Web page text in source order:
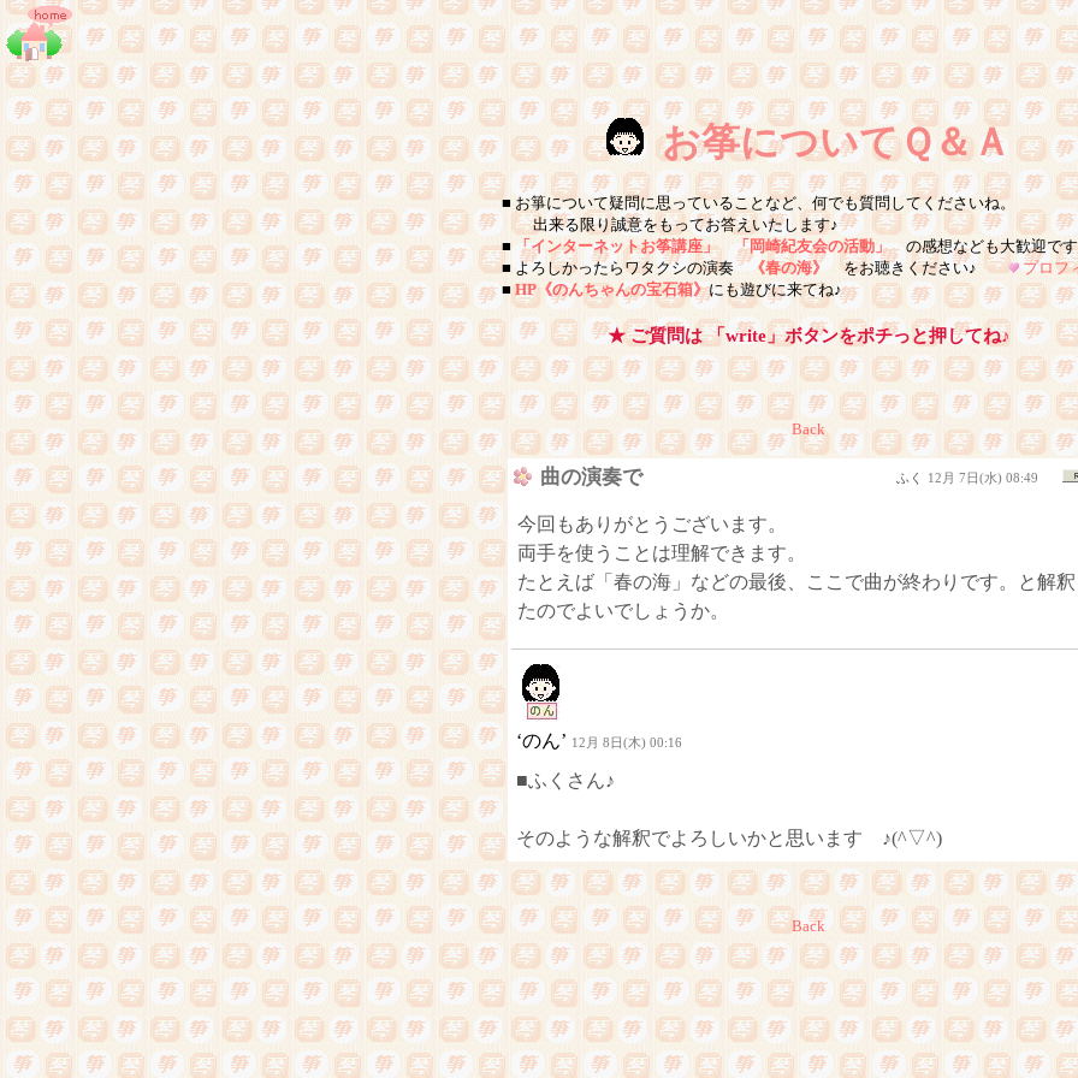
お筝についてＱ＆Ａ
■ お箏について疑問に思っていることなど、何でも質問してくださいね。
出来る限り誠意をもってお答えいたします♪
■「インターネットお筝講座」「岡崎紀友会の活動」の感想なども大歓迎で
■ よろしかったらワタクシの演奏《春の海》をお聴きください♪
プロフ
■HP《のんちゃんの宝石箱》にも遊びに来てね♪
★ ご質問は 「write」ボタンをポチっと押してね♪
Back
曲の演奏で ふく 12月 7日(水) 08:49
今回もありがとうございます。
両手を使うことは理解できます。
たとえば「春の海」などの最後、ここで曲が終わりです。と解
たのでよいでしょうか。
‘のん’ 12月 8日(木) 00:16
■ふくさん♪
そのような解釈でよろしいかと思います ♪(^▽^)
Back